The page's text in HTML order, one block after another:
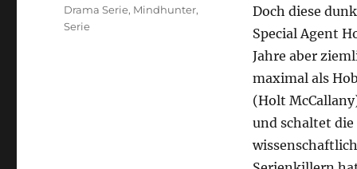
Doch diese
Special Agent
Jahre aber
maximal als
(Holt
und schaltet die
Drama Serie, Mindhunter,
Serie